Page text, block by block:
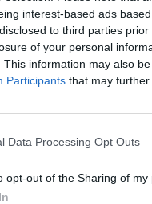
interest-based ads
to third parties
of your personal
This information may also
Participants that may further
Data Processing Opt Outs
opt-out of the Sharing of my
megszüntették
rendkívüli állapotot.
a korábbi
ezért hatályon kívül
kerékvágásba. A